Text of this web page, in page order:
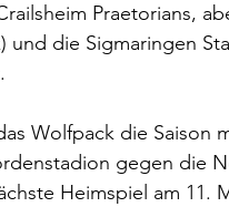
Praetorians,
und die Sigmaringen
Wolfpack die Saison
gegen die
Heimspiel am 11.